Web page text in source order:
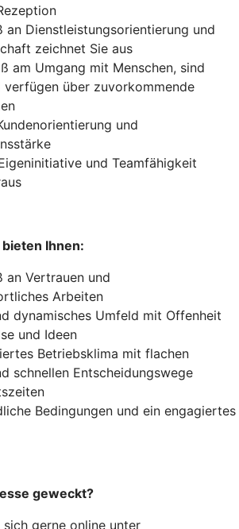
an Dienstleistungsorientierung und
zeichnet Sie aus
am Umgang mit Menschen, sind
verfügen über zuvorkommende
und
und Teamfähigkeit
Ihnen:
an Vertrauen und
Arbeiten
dynamisches Umfeld mit Offenheit
und Ideen
Betriebsklima mit flachen
schnellen Entscheidungswege
Bedingungen und ein engagiertes
geweckt?
gerne online unter